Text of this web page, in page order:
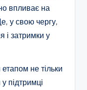
впливає на
у свою чергу,
і затримки у
не тільки
підтримці